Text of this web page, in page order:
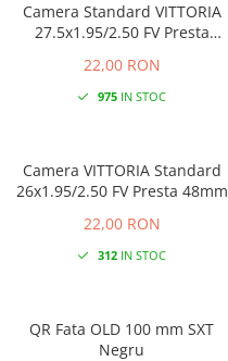
Camera Standard VITTORIA
27.5x1.95/2.50 FV Presta
22,00 RON
975IN STOC
Camera VITTORIA Standard
26x1.95/2.50 FV Presta 48mm
22,00 RON
312IN STOC
QR Fata OLD 100 mm SXT
Negru